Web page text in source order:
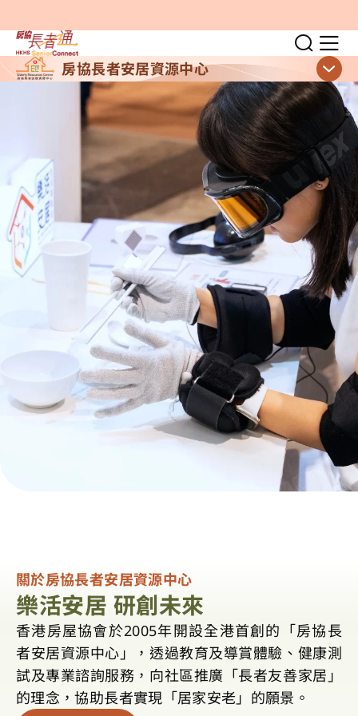
跳至主要內容
切換
顯
房協長者安居資源中心
顯
關於房協長者安居資源中心
樂活安居 研創未來
香港房屋協會於2005年開設全港首創的「房協長
者安居資源中心」，透過教育及導賞體驗、健康測
試及專業諮詢服務，向社區推廣「長者友善家居」
的理念，協助長者實現「居家安老」的願景。